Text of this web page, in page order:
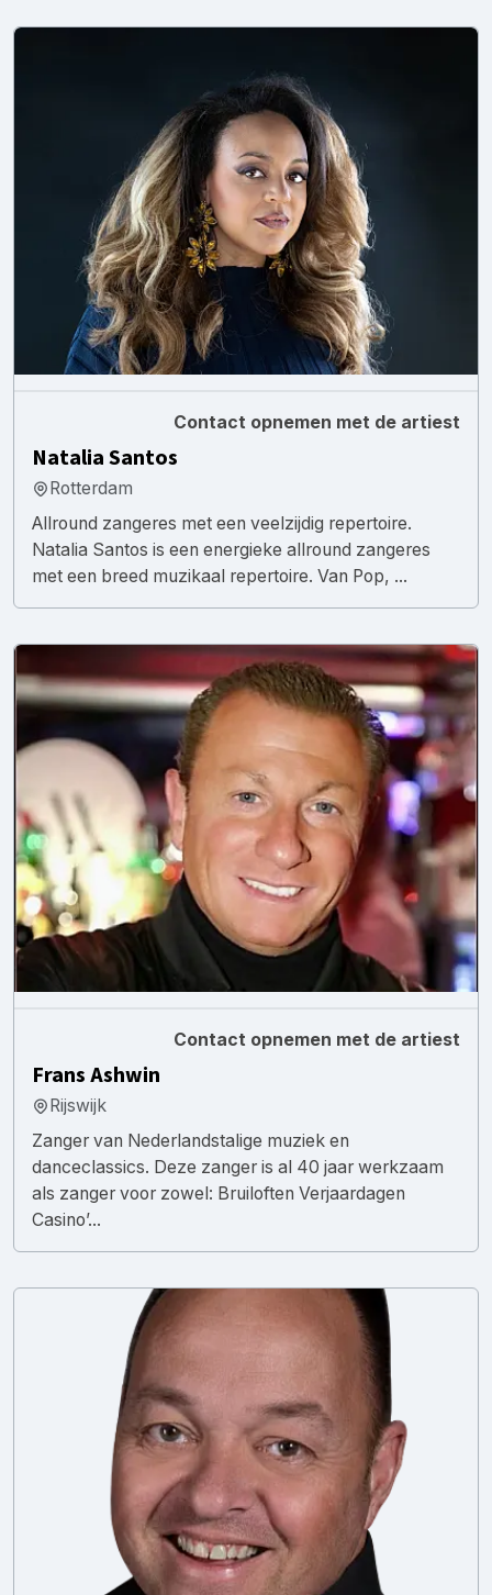
Contact opnemen met de artiest
Natalia Santos
Rotterdam
Allround zangeres met een veelzijdig repertoire.
Natalia Santos is een energieke allround zangeres
met een breed muzikaal repertoire. Van Pop, ...
Contact opnemen met de artiest
Frans Ashwin
Rijswijk
Zanger van Nederlandstalige muziek en
danceclassics. Deze zanger is al 40 jaar werkzaam
als zanger voor zowel: Bruiloften Verjaardagen
Casino’...